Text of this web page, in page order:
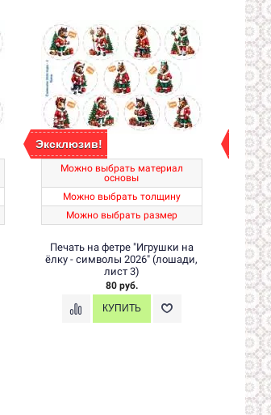
Эксклюзив!
Можно выбрать материал
основы
Можно выбрать толщину
Можно выбрать размер
Печать на фетре "Игрушки на
ёлку - символы 2026" (лошади,
лист 3)
80 руб.